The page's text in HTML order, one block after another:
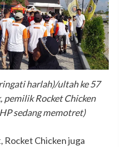
harlah)/ultah ke 57
Rocket Chicken
sedang memotret)
Chicken juga